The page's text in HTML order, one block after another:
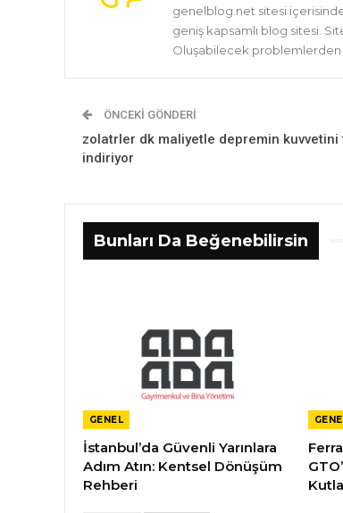
genelblog.net sitesi
geniş kapsamlı blog sitesi.
Oluşabilecek problemlerden
ÖNCEKI GÖNDERI
zolatrler dk maliyetle depremin kuvvetini
indiriyor
Bunları Da Beğenebilirsin
GENEL
İstanbul’da Güvenli Yarınlara
Adım Atın: Kentsel Dönüşüm
Rehberi